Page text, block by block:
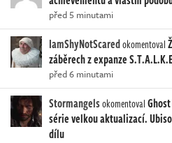
před 5 minutami
IamShyNotScaredokomentoval
záběrech z expanze
před 6 minutami
Stormangelsokomentoval
série velkou aktualizací.
dílu